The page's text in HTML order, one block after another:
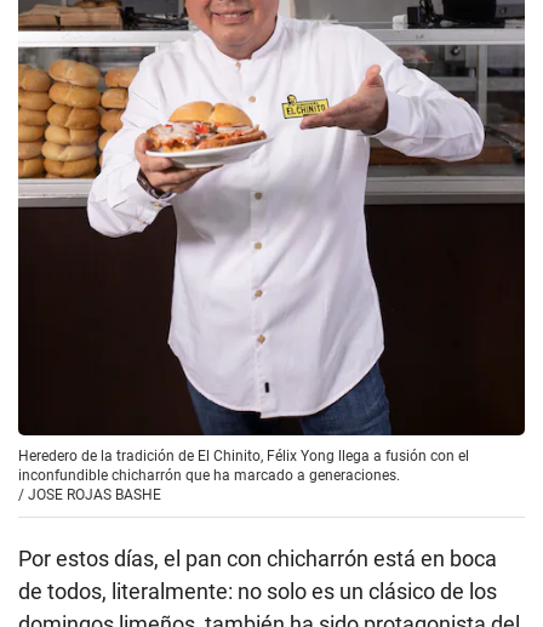
Heredero de la tradición de El Chinito, Félix Yong llega a fusión con el
inconfundible chicharrón que ha marcado a generaciones.
/ JOSE ROJAS BASHE
Por estos días, el pan con chicharrón está en boca
de todos, literalmente: no solo es un clásico de los